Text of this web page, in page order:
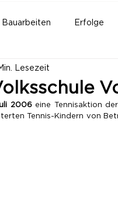
Bauarbeiten Erfolge
Lesezeit
2006 eine Tennisaktion
Tennis-Kindern von